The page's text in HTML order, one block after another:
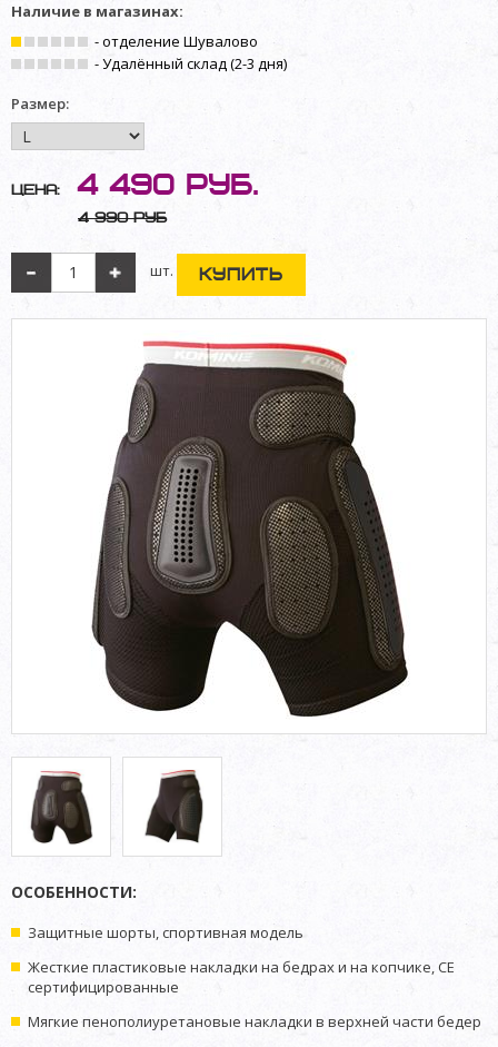
Наличие в магазинах:
- отделение Шувалово
- Удалённый склад (2-3 дня)
Размер:
Цена: 4 490 руб.
4 990 руб
шт.
ОСОБЕННОСТИ:
Защитные шорты, спортивная модель
Жесткие пластиковые накладки на бедрах и на копчике, CE
сертифицированные
Мягкие пенополиуретановые накладки в верхней части бедер